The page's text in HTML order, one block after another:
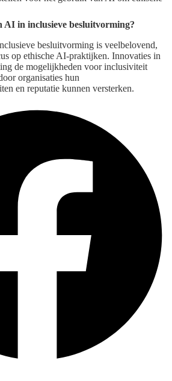
AI in inclusieve besluitvorming?
besluitvorming is veelbelovend,
op ethische AI-praktijken. Innovaties in
de mogelijkheden voor inclusiviteit
organisaties hun
en reputatie kunnen versterken.